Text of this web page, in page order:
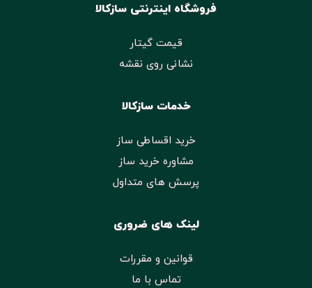
فروشگاه اینترنتی سازکالا
قیمت گیتار
نشانی روی نقشه
خدمات سازکالا
خرید اقساطی ساز
مشاوره خرید ساز
پرسش های متداول
لینک های ضروری
قوانین و مقررات
تماس با ما